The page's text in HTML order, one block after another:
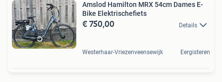
Amslod Hamilton MRX 54cm Dames E-
Bike Elektrischefiets
€ 750,00 Details
Westerhaar-Vriezenveensewijk Eergisteren